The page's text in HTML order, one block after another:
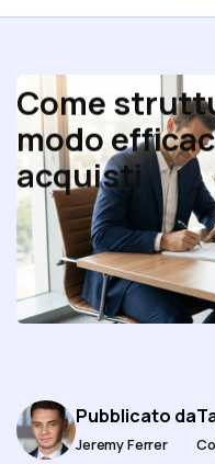
Come
modo
acquisti
Pubblicato da
Jeremy Ferrer